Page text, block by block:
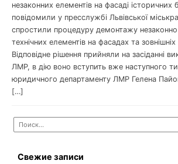
незаконних елементів на фасаді історичних
повідомили у пресслужбі Львівської
спростили процедуру демонтажу
технічних елементів на фасадах та
Відповідне рішення прийняли на засіданні
ЛМР, в дію воно вступить вже наступного
юридичного департаменту ЛМР Гелена
[…]
Найти:
Свежие записи